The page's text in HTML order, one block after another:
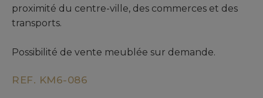
proximité du centre-ville, des commerces et des
transports.
Possibilité de vente meublée sur demande.
REF. KM6-086